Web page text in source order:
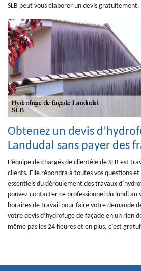
SLB peut vous élaborer un devis gratuitement.
Obtenez un devis
Landudal sans payer des
L’équipe de chargés de clientèle de SLB est
clients. Elle répondra à toutes vos questions
essentiels du déroulement des travaux
pouvez contacter ce professionnel du lundi au
horaires de travail pour faire votre demande
votre devis d’hydrofuge de façade en un rien
même pas les 24 heures et en plus, c’est